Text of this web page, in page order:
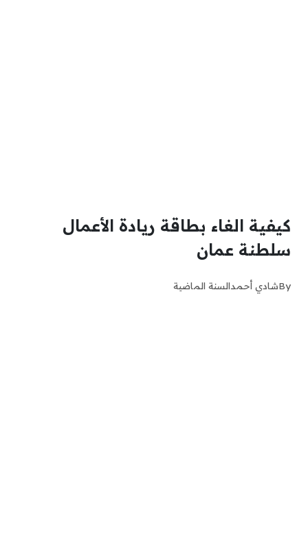
كيفية الغاء بطاقة ريادة الأعمال
سلطنة عمان
Byشادي أحمدالسنة الماضية